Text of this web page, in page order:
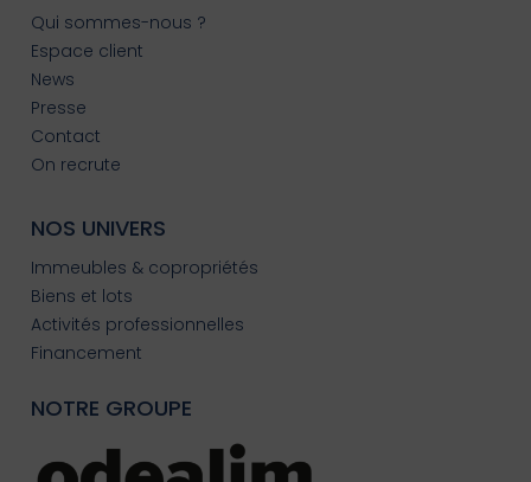
Qui sommes-nous ?
Espace client
News
Presse
Contact
On recrute
NOS UNIVERS
Immeubles & copropriétés
Biens et lots
Activités professionnelles
Financement
NOTRE GROUPE